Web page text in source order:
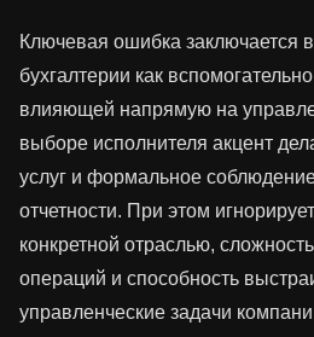
Ключевая ошибка заключается
бухгалтерии как
влияющей напрямую на
выборе исполнителя акцент
услуг и формальное
отчетности. При этом
конкретной отраслью,
операций и способность
управленческие задачи